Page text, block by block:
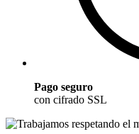
Pago seguro
con cifrado SSL